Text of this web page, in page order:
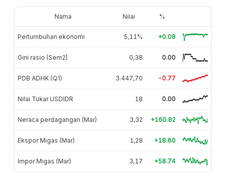
Nama Nilai %
Pertumbuhan ekonomi 5,11% +0.08
Gini rasio (Sem2) 0,38 0.00
PDB ADHK (Q1) 3.447,70 -0.77
Nilai Tukar USDIDR 18 0.00
Neraca perdagangan (Mar) 3,32 +160.82
Ekspor Migas (Mar) 1,28 +18.60
Impor Migas (Mar) 3,17 +58.74